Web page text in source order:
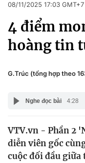
Chuyên mục
Chính trị
Pháp luật
Thế giới
Pháp luật
Kinh tế
Thể thao
Truyền hình
Y tế
Công nghệ
08/11/2025 17:03 GMT+7
4 điểm
hoàng tin
G.Trúc (tổng hợp theo
Nghe đọc bài 4:28
VTV.vn - Phần 2
diễn viên gốc
cuộc đối đầu